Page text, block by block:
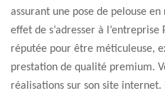
assurant une pose de pelouse
effet de s’adresser à
réputée pour être méticuleuse,
prestation de qualité premium.
réalisations sur son site